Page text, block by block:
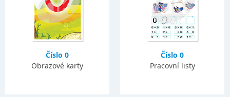
Číslo 0
Obrazové karty
Číslo 0
Pracovní listy